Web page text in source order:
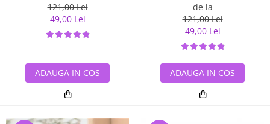
121,00 Lei
49,00 Lei
ADAUGA IN COS
de la
121,00 Lei
49,00 Lei
ADAUGA IN COS